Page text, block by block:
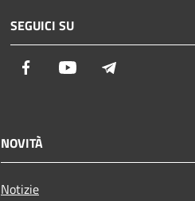
SEGUICI SU
Facebook Youtube
NOVITÀ
Notizie